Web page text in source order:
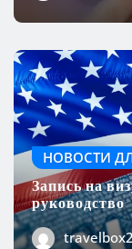
НОВОСТИ
Запись на
руководство